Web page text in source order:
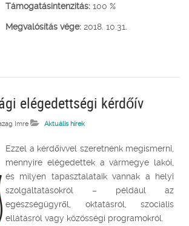
Támogatásintenzitás: 100 %
Megvalósítás vége: 2018. 10.31.
elégedettségi kérdőív
Imre Aktuális hírek
Ezzel a kérdőívvel szeretnénk megismerni,
mennyire elégedettek a vármegye lakói,
és milyen tapasztalataik vannak a helyi
szolgáltatásokról – például az
egészségügyről, oktatásról, szociális
ellátásról vagy közösségi programokról.